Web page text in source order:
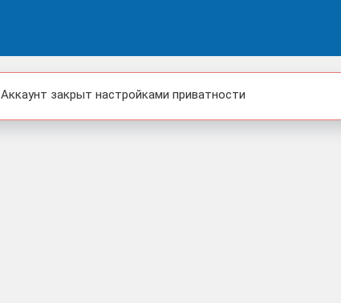
Аккаунт закрыт настройками приватности